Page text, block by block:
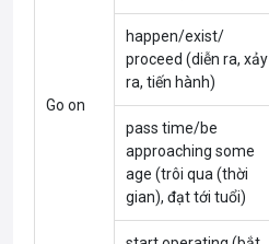
Go on
happen/exist/
proceed (diễn ra, xảy
ra, tiến hành)
pass time/be
approaching some
age (trôi qua (thời
gian), đạt tới tuổi)